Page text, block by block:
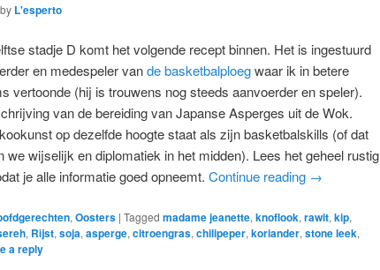
by L'esperto
stadje D komt het volgende recept binnen. Het is ingestuurd
en medespeler vande basketbalploegwaar ik in betere
vertoonde (hij is trouwens nog steeds aanvoerder en speler).
van de bereiding van Japanse Asperges uit de Wok.
op dezelfde hoogte staat als zijn basketbalskills (of dat
we wijselijk en diplomatiek in het midden). Lees het geheel rustig
je alle informatie goed opneemt. Continue reading →
, Oosters | Tagged madame jeanette, knoflook, rawit, kip,
, Rijst, soja, asperge, citroengras, chilipeper, koriander, stone leek,
a reply